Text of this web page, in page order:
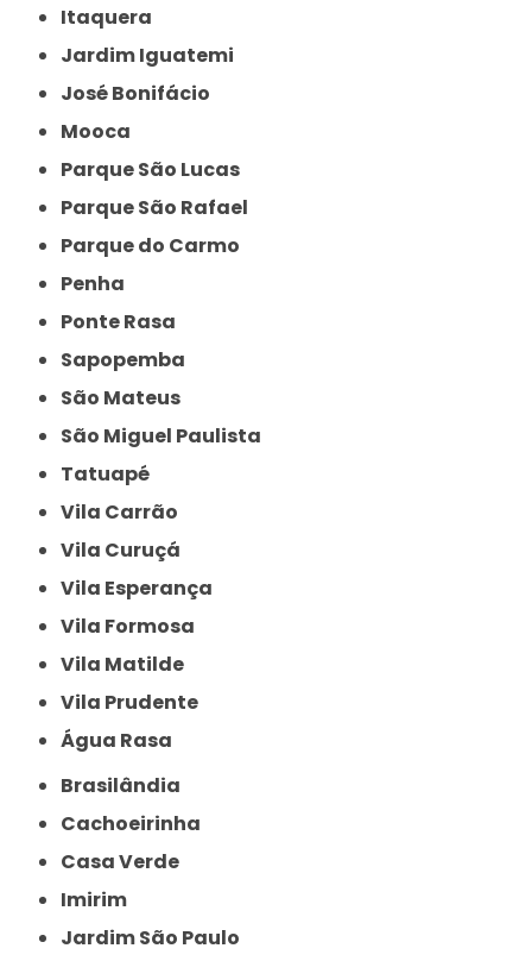
Itaquera
Jardim Iguatemi
José Bonifácio
Mooca
Parque São Lucas
Parque São Rafael
Parque do Carmo
Penha
Ponte Rasa
Sapopemba
São Mateus
São Miguel Paulista
Tatuapé
Vila Carrão
Vila Curuçá
Vila Esperança
Vila Formosa
Vila Matilde
Vila Prudente
Água Rasa
Brasilândia
Cachoeirinha
Casa Verde
Imirim
Jardim São Paulo